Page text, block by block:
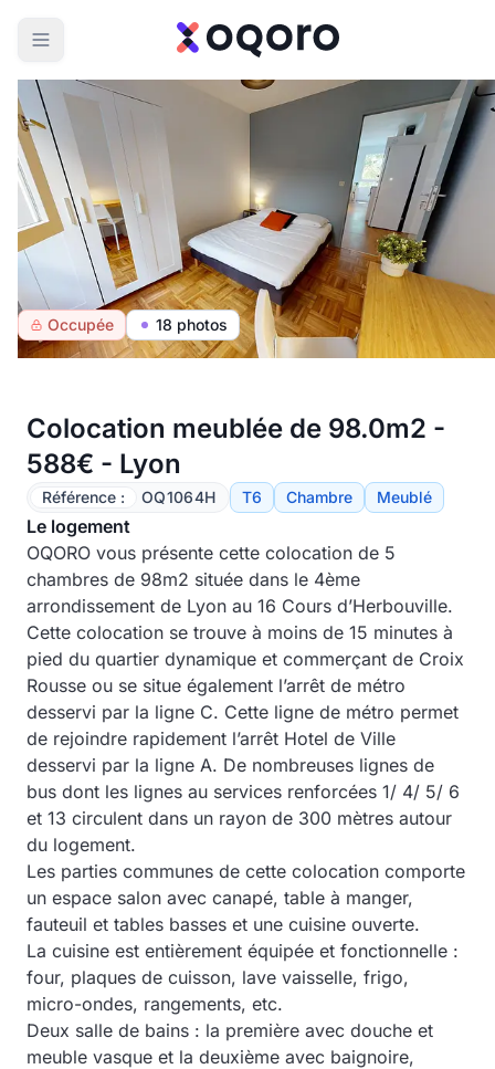
Occupée 18 photos
Colocation meublée de 98.0m2 -
588€ - Lyon
Référence : OQ1064H T6 Chambre Meublé
Le logement
OQORO vous présente cette colocation de 5
chambres de 98m2 située dans le 4ème
arrondissement de Lyon au 16 Cours d’Herbouville.
Cette colocation se trouve à moins de 15 minutes à
pied du quartier dynamique et commerçant de Croix
Rousse ou se situe également l’arrêt de métro
desservi par la ligne C. Cette ligne de métro permet
de rejoindre rapidement l’arrêt Hotel de Ville
desservi par la ligne A. De nombreuses lignes de
bus dont les lignes au services renforcées 1/ 4/ 5/ 6
et 13 circulent dans un rayon de 300 mètres autour
du logement.
Les parties communes de cette colocation comporte
un espace salon avec canapé, table à manger,
fauteuil et tables basses et une cuisine ouverte.
La cuisine est entièrement équipée et fonctionnelle :
four, plaques de cuisson, lave vaisselle, frigo,
micro-ondes, rangements, etc.
Deux salle de bains : la première avec douche et
meuble vasque et la deuxième avec baignoire,